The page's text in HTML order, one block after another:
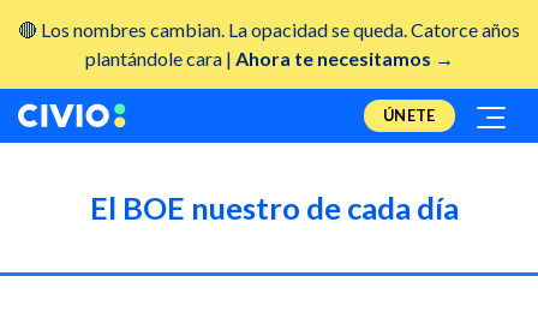
🔴 Los nombres cambian. La opacidad se queda. Catorce años
plantándole cara | Ahora te necesitamos →
ÚNETE
El BOE nuestro de cada día